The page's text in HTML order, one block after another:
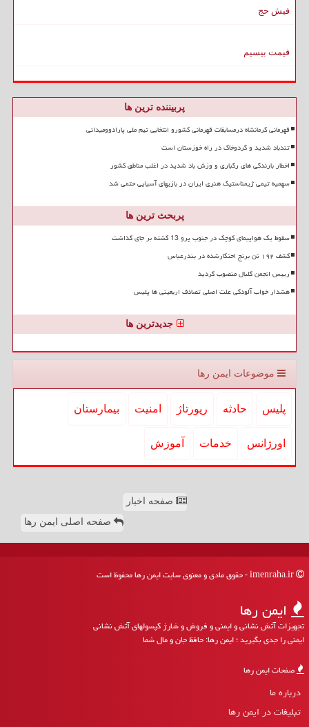
فیش حج
قیمت بیسیم
پربیننده ترین ها
قهرمانی کرمانشاه درمسابقات قهرمانی کشورو انتخابی تیم ملی پارادوومیدانی
تندباد شدید و گردوخاک در راه خوزستان است
اخطار بارندگی های رگباری و وزش باد شدید در اغلب مناطق کشور
سهمیه تیمی ژیمناستیک هنری ایران در بازیهای آسیایی حتمی شد
پربحث ترین ها
سقوط یک هواپیمای کوچک در جنوب پرو 13 کشته بر جای گذاشت
کشف ۱۹۲ تن برنج احتکارشده در بندرعباس
رییس انجمن گلبال منصوب گردید
هشدار خواب آلودگی علت اصلی تصادف اربعینی ها پلیس
جدیدترین ها
موضوعات ایمن رها
پلیس حادثه رپورتاژ امنیت بیمارستان
اورژانس خدمات آموزش
صفحه اخبار
صفحه اصلی ایمن رها
ایمن رها
تجهیزات آتش نشانی و ایمنی و فروش و شارژ کپسولهای آتش نشانی
ایمنی را جدی بگیرید ؛ ایمن رها: حافظ جان و مال شما
صفحات ایمن رها
درباره ما
تبلیغات در ایمن رها